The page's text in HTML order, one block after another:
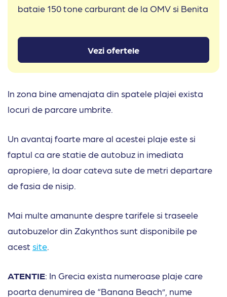
bataie 150 tone carburant de la OMV si Benita
Vezi ofertele
In zona bine amenajata din spatele plajei exista
locuri de parcare umbrite.
Un avantaj foarte mare al acestei plaje este si
faptul ca are statie de autobuz in imediata
apropiere, la doar cateva sute de metri departare
de fasia de nisip.
Mai multe amanunte despre tarifele si traseele
autobuzelor din Zakynthos sunt disponibile pe
acest site
ATENTIE: In Grecia exista numeroase plaje care
poarta denumirea de “Banana Beach”, nume